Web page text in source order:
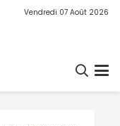
Vendredi 07 Août 2026